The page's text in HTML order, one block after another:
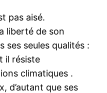
pas aisé.
liberté de son
ses seules qualités :
il résiste
climatiques .
d’autant que ses